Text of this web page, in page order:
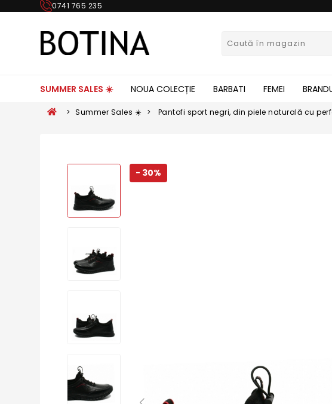
0741 765 235
SUMMER SALES ☀️ NOUA COLECȚIE BARBATI FEMEI
> Summer Sales ☀️ > Pantofi sport negri, din piele naturală cu
- 30%